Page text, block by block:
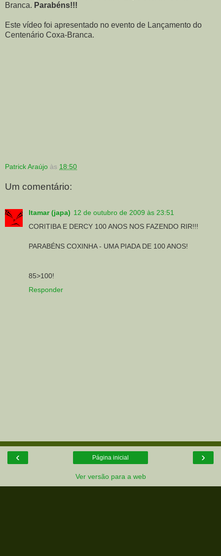
Branca. Parabéns!!!
Este vídeo foi apresentado no evento de Lançamento do
Centenário Coxa-Branca.
Patrick Araújo às 18:50
Um comentário:
Itamar (japa) 12 de outubro de 2009 às 23:51
CORITIBA E DERCY 100 ANOS NOS FAZENDO RIR!!!
PARABÉNS COXINHA - UMA PIADA DE 100 ANOS!
85>100!
Responder
‹ ›
Página inicial
Ver versão para a web